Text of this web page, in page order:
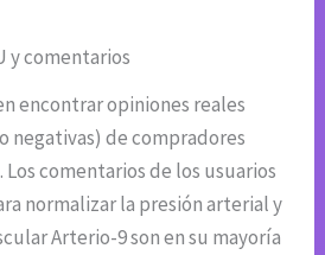
y comentarios
encontrar opiniones reales
negativas) de compradores
comentarios de los usuarios
normalizar la presión arterial y
Arterio-9 son en su mayoría